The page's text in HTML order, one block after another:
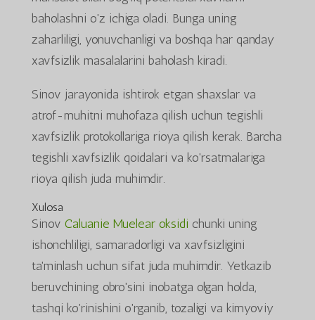
baholashni o'z ichiga oladi. Bunga uning
zaharliligi, yonuvchanligi va boshqa har qanday
xavfsizlik masalalarini baholash kiradi.
Sinov jarayonida ishtirok etgan shaxslar va
atrof-muhitni muhofaza qilish uchun tegishli
xavfsizlik protokollariga rioya qilish kerak. Barcha
tegishli xavfsizlik qoidalari va ko'rsatmalariga
rioya qilish juda muhimdir.
Xulosa
Sinov Caluanie Muelear oksidi chunki uning
ishonchliligi, samaradorligi va xavfsizligini
ta'minlash uchun sifat juda muhimdir. Yetkazib
beruvchining obro'sini inobatga olgan holda,
tashqi ko'rinishini o'rganib, tozaligi va kimyoviy